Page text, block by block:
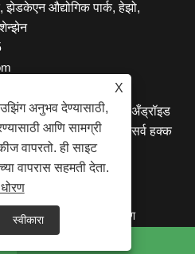
X
अनुभव देण्यासाठी,
आणि सामग्री
वापरतो. ही साइट
वापरास सहमती देता.
स्वीकारा
झेडकेएन औद्योगिक पार्क, हेझो,
शेन्झेन
को., लि. - टॅब्लेट पीसी, अँड्रॉइड
2, शैक्षणिक टॅब्लेट सर्व हक्क
आहेत
RSS XML
गोपनीयता धोरण